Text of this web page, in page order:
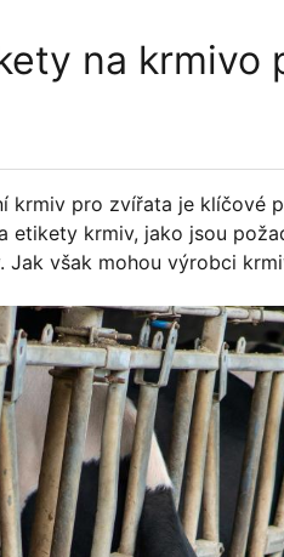
na krmivo
krmiv pro zvířata je klíčové
etikety krmiv, jako jsou
Jak však mohou výrobci